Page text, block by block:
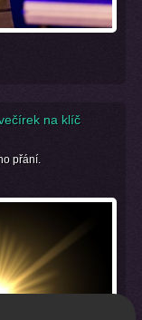
na klíč
přání.